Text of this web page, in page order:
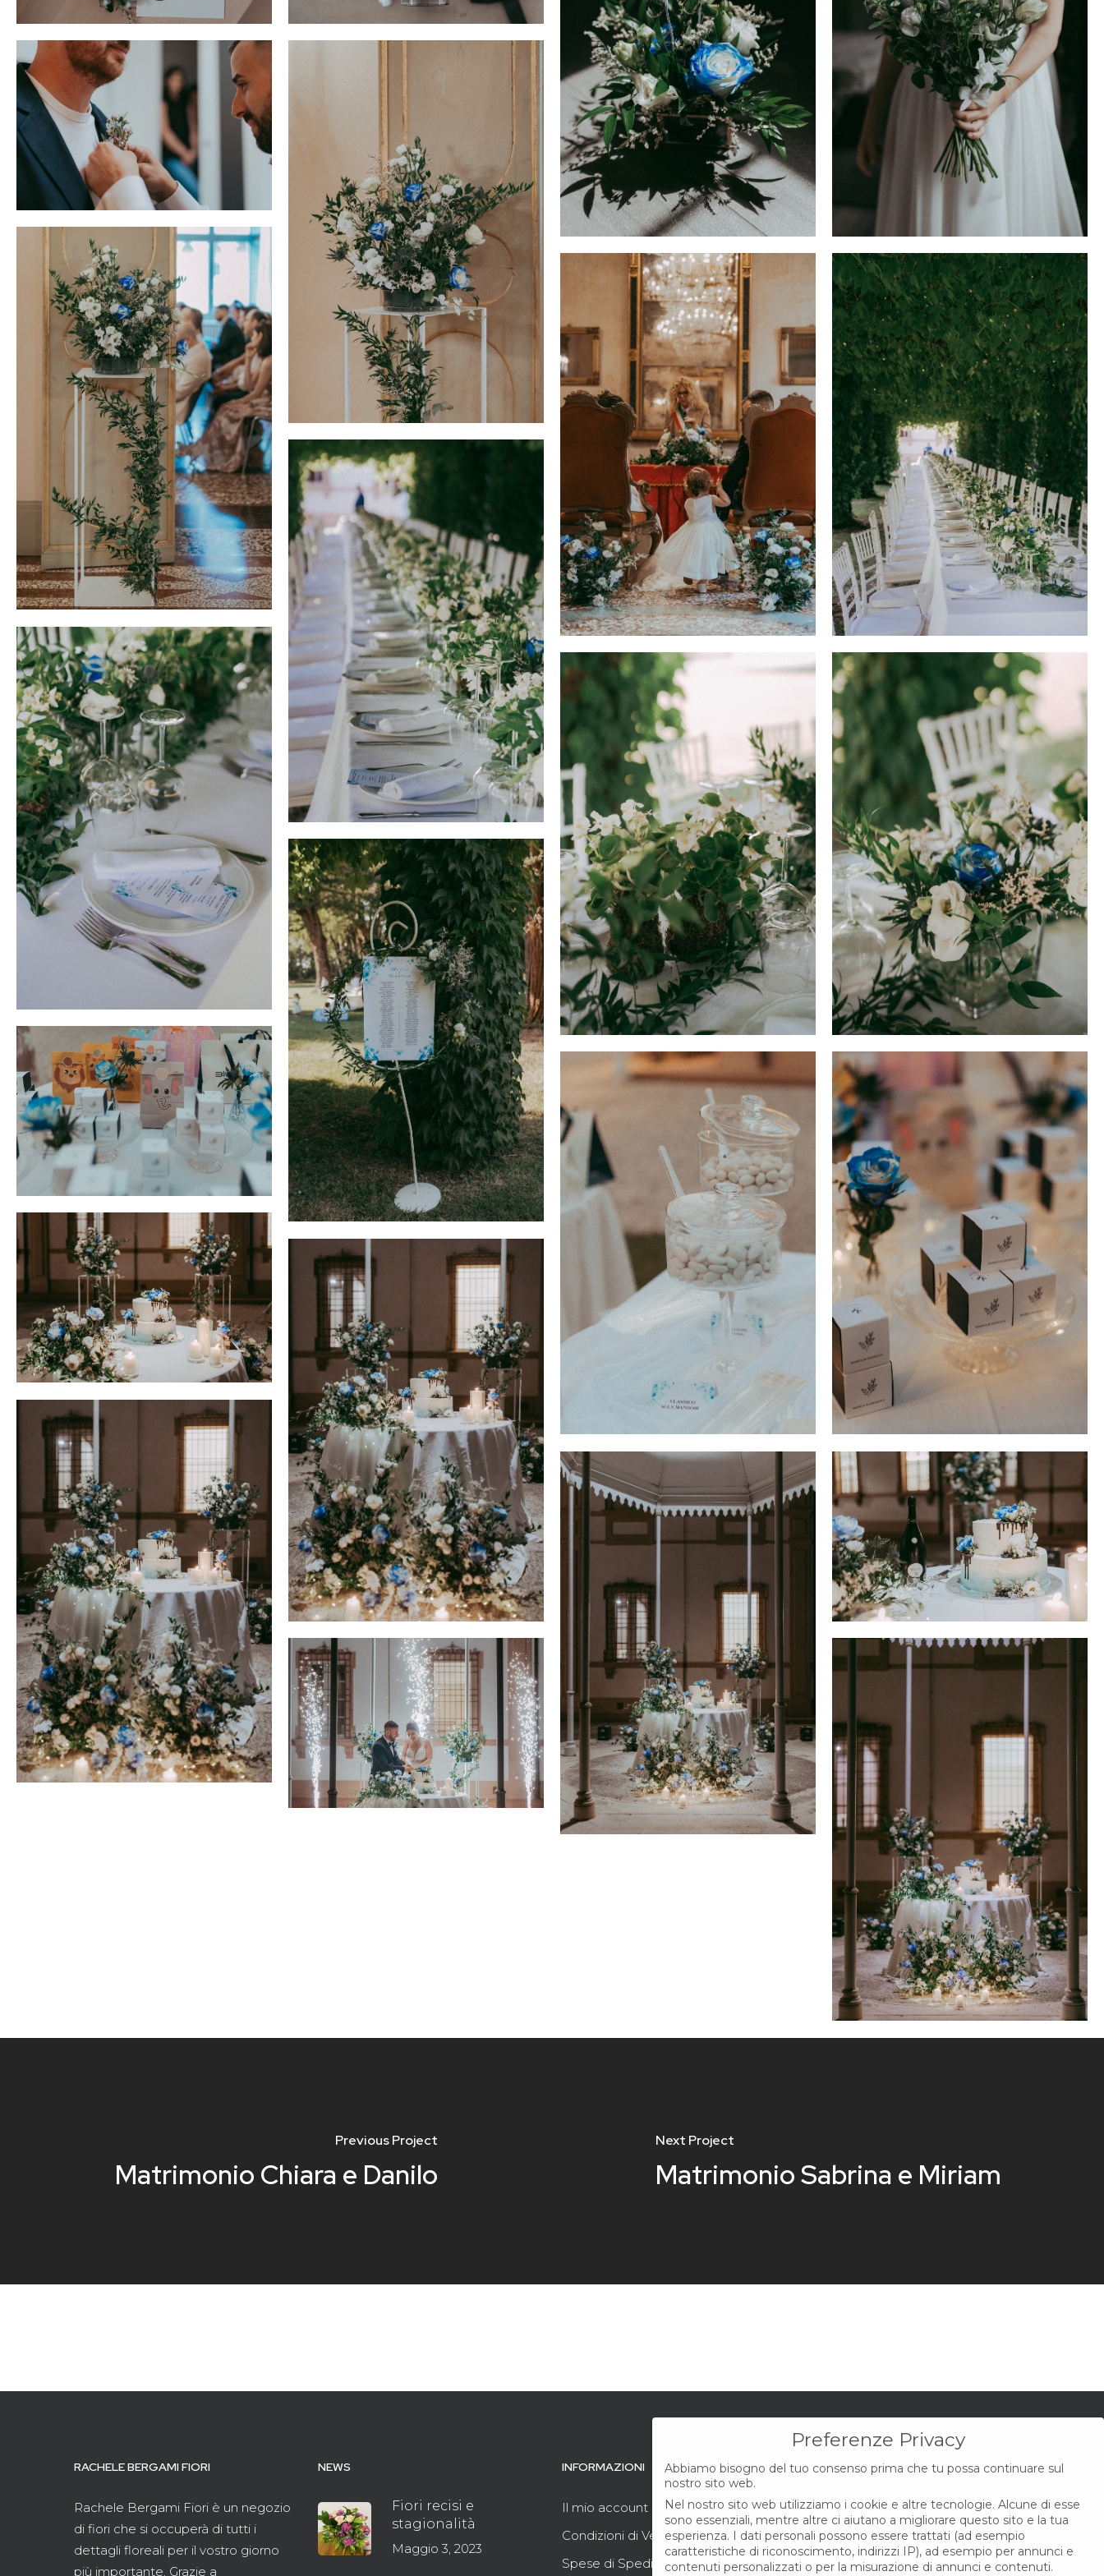
Hit enter to search or ESC to close
Previous Project
Matrimonio Chiara e Danilo
Next Project
Matrimonio Sabrina e Miriam
RACHELE BERGAMI FIORI
Rachele Bergami Fiori è un negozio
di fiori che si occuperà di tutti i
dettagli floreali per il vostro giorno
più importante. Grazie a
NEWS
Fiori recisi e
stagionalità
Maggio 3, 2023
INFORMAZIONI
Il mio account
Condizioni di Vendita
Spese di Spedizione
CONTATTI
Via Mazzini, 3E
44012 Bondeno (Fe)
Tel.: 340 1645 335
Preferenze Privacy
Abbiamo bisogno del tuo consenso prima che tu possa continuare sul
nostro sito web.
Nel nostro sito web utilizziamo i cookie e altre tecnologie. Alcune di esse
sono essenziali, mentre altre ci aiutano a migliorare questo sito e la tua
esperienza. I dati personali possono essere trattati (ad esempio
caratteristiche di riconoscimento, indirizzi IP), ad esempio per annunci e
contenuti personalizzati o per la misurazione di annunci e contenuti.